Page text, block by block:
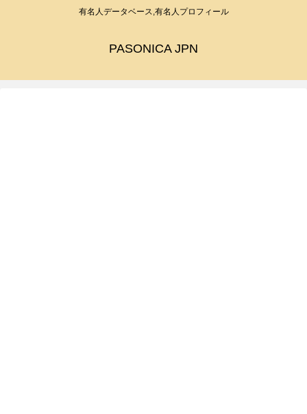
有名人データベース,有名人プロフィール
PASONICA JPN